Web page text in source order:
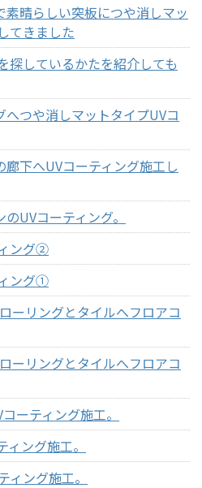
素晴らしい突板につや消しマッ
てきました
探しているかたを紹介しても
つや消しマットタイプUVコ
下へUVコーティング施工し
UVコーティング。
ング②
ング①
ーリングとタイルへフロアコ
ーリングとタイルへフロアコ
ーティング施工。
ング施工。
ング施工。